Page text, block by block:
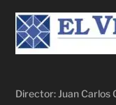
Director: Juan Carlos